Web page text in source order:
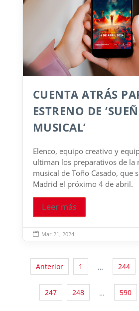
CUENTA ATRÁS
ESTRENO DE
MUSICAL’
Elenco, equipo creativo y
ultiman los preparativos de la
musical de Toño Casado, que
Madrid el próximo 4 de abril.
Leer más
 Mar 21, 2024
Anterior 1 … 244
247 248 … 590